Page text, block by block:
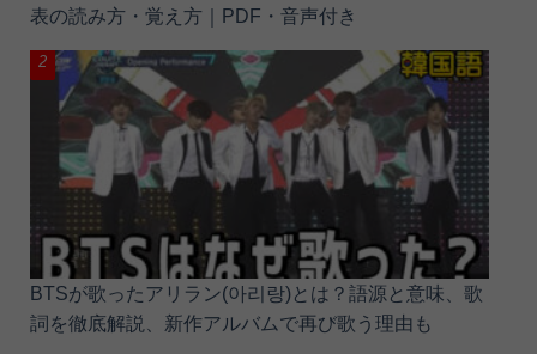
表の読み方・覚え方｜PDF・音声付き
BTSが歌ったアリラン(아리랑)とは？語源と意味、歌
詞を徹底解説、新作アルバムで再び歌う理由も